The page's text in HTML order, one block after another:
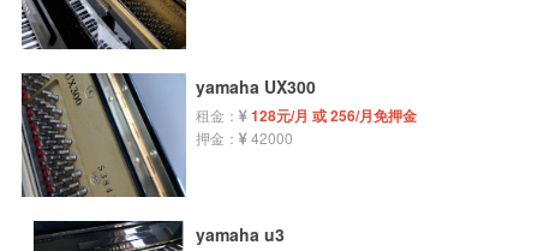
yamaha UX300
租金： 128元/月 或 256/月免押金
押金： 42000
yamaha u3